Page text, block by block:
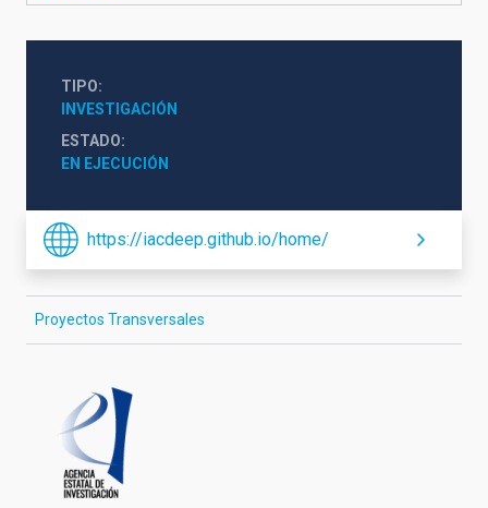
TIPO
INVESTIGACIÓN
ESTADO
EN EJECUCIÓN
https://iacdeep.github.io/home/
Proyectos Transversales